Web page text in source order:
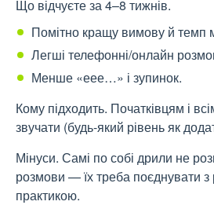
Що відчуєте за 4–8 тижнів.
Помітно кращу вимову й темп
Легші телефонні/онлайн
Менше «еее…» і зупинок.
Кому підходить. Початківцям і
звучати (будь-який рівень як
Мінуси. Самі по собі дрили не
розмови — їх треба поєднувати
практикою.